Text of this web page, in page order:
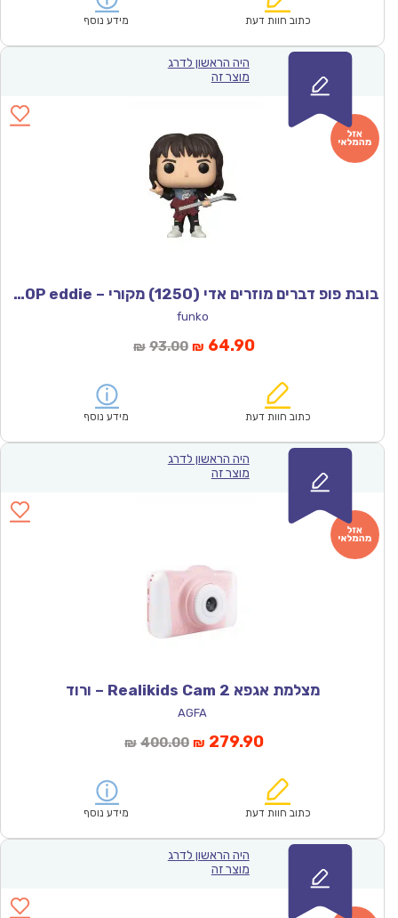
₪457.00.
כתוב חוות דעת מידע נוסף
היה הראשון לדרג
מוצר זה
בובת פופ דברים מוזרים אדי (1250) מקורי – Funco POP eddie
funko
₪ 93.00המחיר
₪93.00.
₪ 64.90המחיר
הוא:
כתוב חוות דעת מידע נוסף
היה הראשון לדרג
מוצר זה
מצלמת אגפא Realikids Cam 2 – ורוד
AGFA
₪ 400.00המחיר
₪400.00.
₪ 279.90המחיר
הוא:
כתוב חוות דעת מידע נוסף
היה הראשון לדרג
מוצר זה